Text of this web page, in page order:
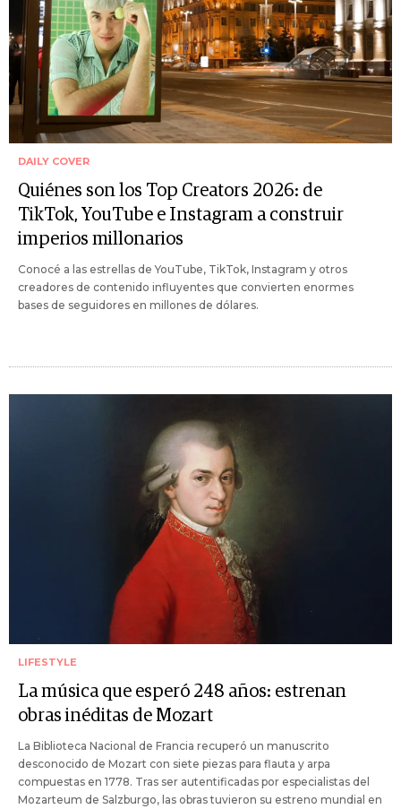
DAILY COVER
Quiénes son los Top Creators 2026: de
TikTok, YouTube e Instagram a construir
imperios millonarios
Conocé a las estrellas de YouTube, TikTok, Instagram y otros
creadores de contenido influyentes que convierten enormes
bases de seguidores en millones de dólares.
LIFESTYLE
La música que esperó 248 años: estrenan
obras inéditas de Mozart
La Biblioteca Nacional de Francia recuperó un manuscrito
desconocido de Mozart con siete piezas para flauta y arpa
compuestas en 1778. Tras ser autentificadas por especialistas del
Mozarteum de Salzburgo, las obras tuvieron su estreno mundial en